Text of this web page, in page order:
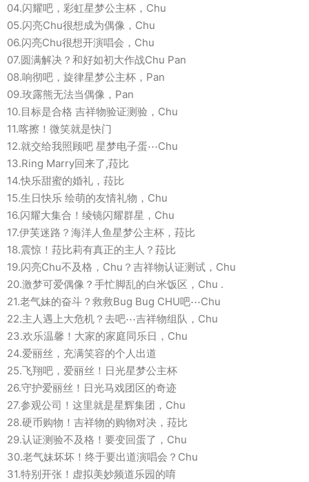
04.闪耀吧，彩虹星梦公主杯，Chu
05.闪亮Chu很想成为偶像，Chu
06.闪亮Chu很想开演唱会，Chu
07.圆满解决？和好如初大作战Chu Pan
08.响彻吧，旋律星梦公主杯，Pan
09.玫露熊无法当偶像，Pan
10.目标是合格 吉祥物验证测验，Chu
11.喀擦！微笑就是快门
12.就交给我照顾吧 星梦电子蛋⋯Chu
13.Ring Marry回来了,菈比
14.快乐甜蜜的婚礼，菈比
15.生日快乐 绘萌的友情礼物，Chu
16.闪耀大集合！绫镜闪耀群星，Chu
17.伊芙迷路？海洋人鱼星梦公主杯，菈比
18.震惊！菈比莉有真正的主人？菈比
19.闪亮Chu不及格，Chu？吉祥物认证测试，Chu
20.激梦可爱偶像？手忙脚乱的白米饭区，Chu .
21.老气妹的奋斗？救救Bug Bug CHU吧⋯Chu
22.主人遇上大危机？去吧⋯吉祥物组队，Chu
23.欢乐温馨！大家的家庭同乐日，Chu
24.爱丽丝，充满笑容的个人出道
25.飞翔吧，爱丽丝！日光星梦公主杯
26.守护爱丽丝！日光马戏团区的奇迹
27.参观公司！这里就是星辉集团，Chu
28.硬币购物！吉祥物的购物对决，菈比
29.认证测验不及格！要变回蛋了，Chu
30.老气妹坏坏！终于要出道演唱会？Chu
31.特别开张！虚拟美妙频道乐园的唷